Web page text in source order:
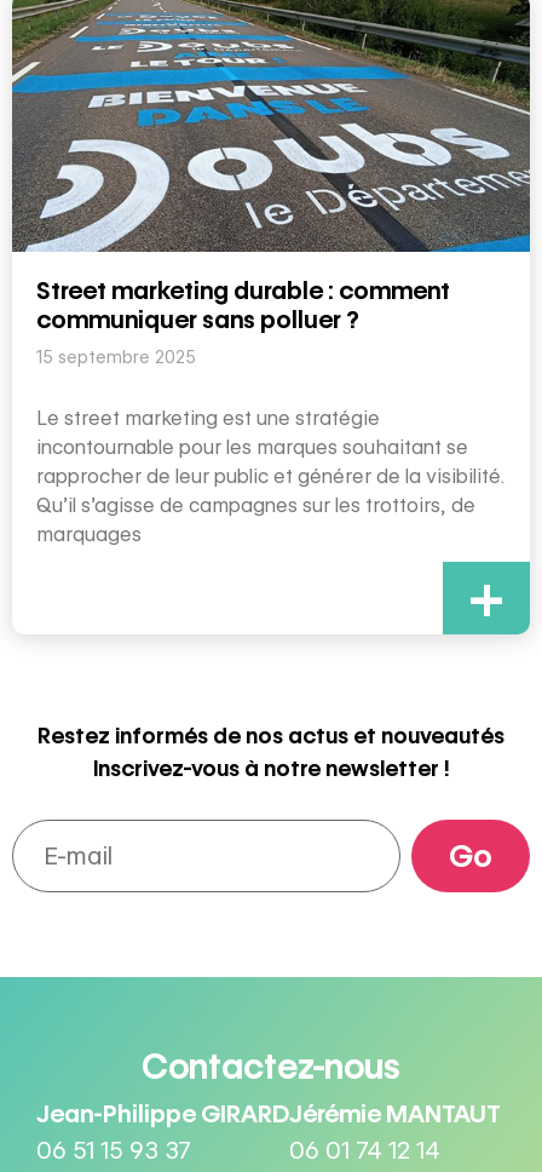
Street marketing durable : comment
communiquer sans polluer ?
15 septembre 2025
Le street marketing est une stratégie
incontournable pour les marques souhaitant se
rapprocher de leur public et générer de la visibilité.
Qu’il s’agisse de campagnes sur les trottoirs, de
marquages
+
Restez informés de nos actus et nouveautés
Inscrivez-vous à notre newsletter !
Contactez-nous
Jean-Philippe GIRARD
06 51 15 93 37
Jérémie MANTAUT
06 01 74 12 14